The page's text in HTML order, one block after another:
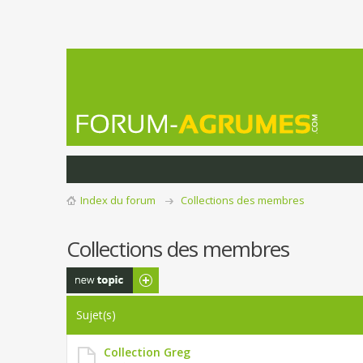
Index du forum Collections des membres
Collections des membres
Publier un
nouveau sujet
Sujet(s)
Collection Greg